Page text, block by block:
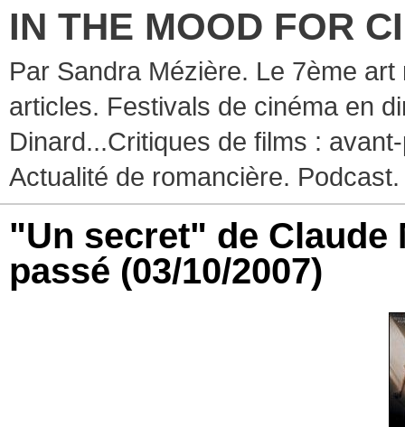
IN THE MOOD FOR
Par Sandra Mézière. Le 7ème
articles. Festivals de cinéma en
Dinard...Critiques de films :
Actualité de romancière. Podcast.
"Un secret" de
passé (03/10/2007)